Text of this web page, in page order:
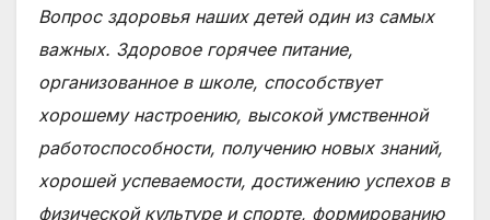
Вопрос здоровья наших детей один из самых
важных. Здоровое горячее питание,
организованное в школе, способствует
хорошему настроению, высокой умственной
работоспособности, получению новых знаний,
хорошей успеваемости, достижению успехов в
физической культуре и спорте, формированию